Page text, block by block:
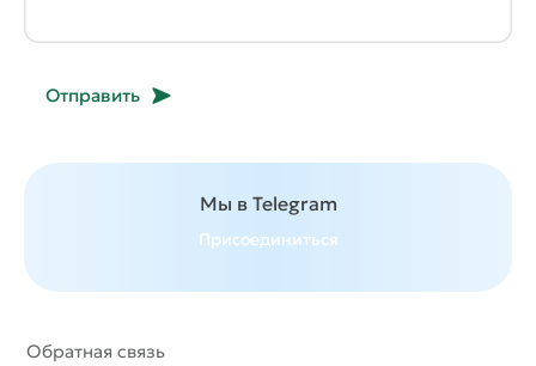
Отправить
Мы в Telegram
Присоединиться
Обратная связь